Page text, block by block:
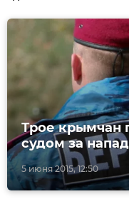
5 июня 2015, 12:50
Трое крымчан
судом за